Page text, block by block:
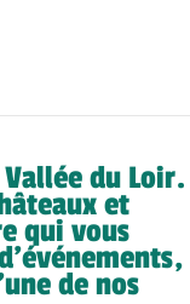
du Loir.
et
qui vous
de nos